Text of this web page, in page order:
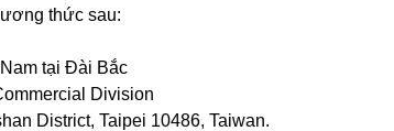
thức sau:
tại Đài Bắc
Division
District, Taipei 10486, Taiwan.